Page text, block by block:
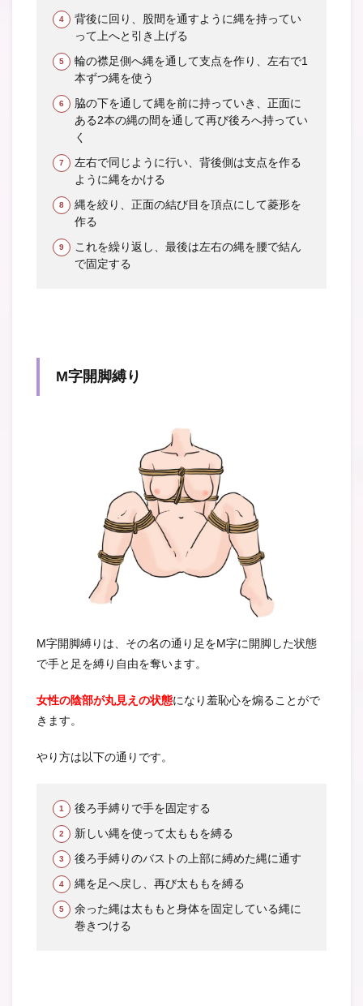
背後に回り、股間を通すように縄を持ってい
って上へと引き上げる
輪の襟足側へ縄を通して支点を作り、左右で1
本ずつ縄を使う
脇の下を通して縄を前に持っていき、正面に
ある2本の縄の間を通して再び後ろへ持ってい
く
左右で同じように行い、背後側は支点を作る
ように縄をかける
縄を絞り、正面の結び目を頂点にして菱形を
作る
これを繰り返し、最後は左右の縄を腰で結ん
で固定する
M字開脚縛り
M字開脚縛りは、その名の通り足をМ字に開脚した状態
で手と足を縛り自由を奪います。
女性の陰部が丸見えの状態になり羞恥心を煽ることがで
きます。
やり方は以下の通りです。
後ろ手縛りで手を固定する
新しい縄を使って太ももを縛る
後ろ手縛りのバストの上部に縛めた縄に通す
縄を足へ戻し、再び太ももを縛る
余った縄は太ももと身体を固定している縄に
巻きつける